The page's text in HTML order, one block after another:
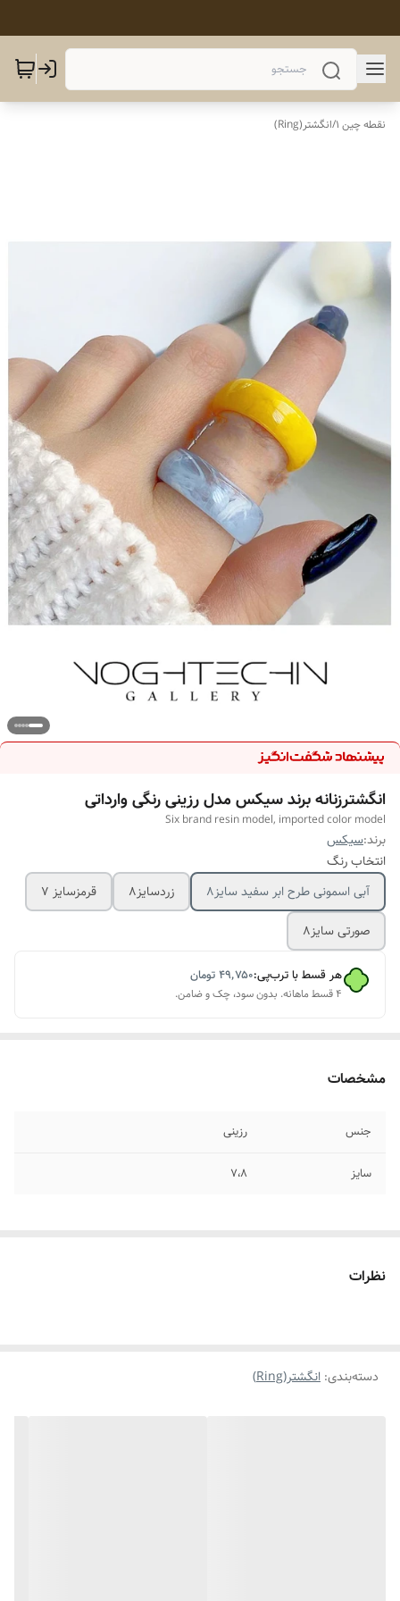
نقطه چین 1 /انگشتر(Ring)
انگشترزنانه برند سیکس مدل رزینی رنگی وارداتی
Six brand resin model, imported color model
برند:سیکس
انتخاب رنگ
آبی اسمونی طرح ابر سفید سایز۸
زردسایز۸
قرمزسایز ۷
صورتی سایز۸
هر قسط با ترب‌پی:۴۹٬۷۵۰تومان
۴ قسط ماهانه. بدون سود، چک و ضامن.
مشخصات
جنس رزینی
سایز ۷،۸
نظرات
دسته‌بندی: انگشتر(Ring)